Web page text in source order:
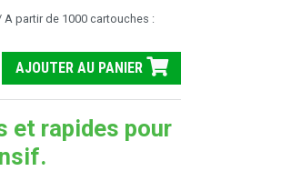
partir de 1000 cartouches :
AJOUTER AU PANIER
et rapides pour